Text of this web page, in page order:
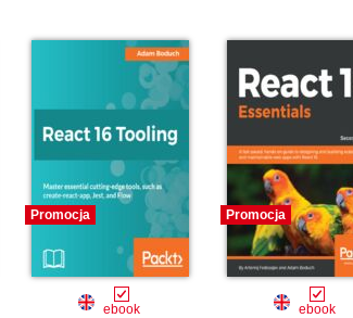
Promocja
ebook
Promocja
ebook